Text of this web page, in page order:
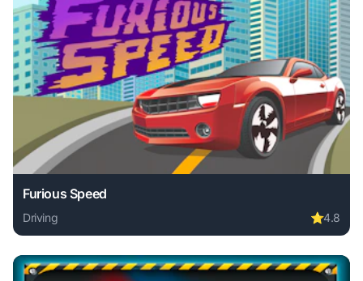
Furious Speed
Driving ⭐4.8
Play Furious Speed online free. driving game, no